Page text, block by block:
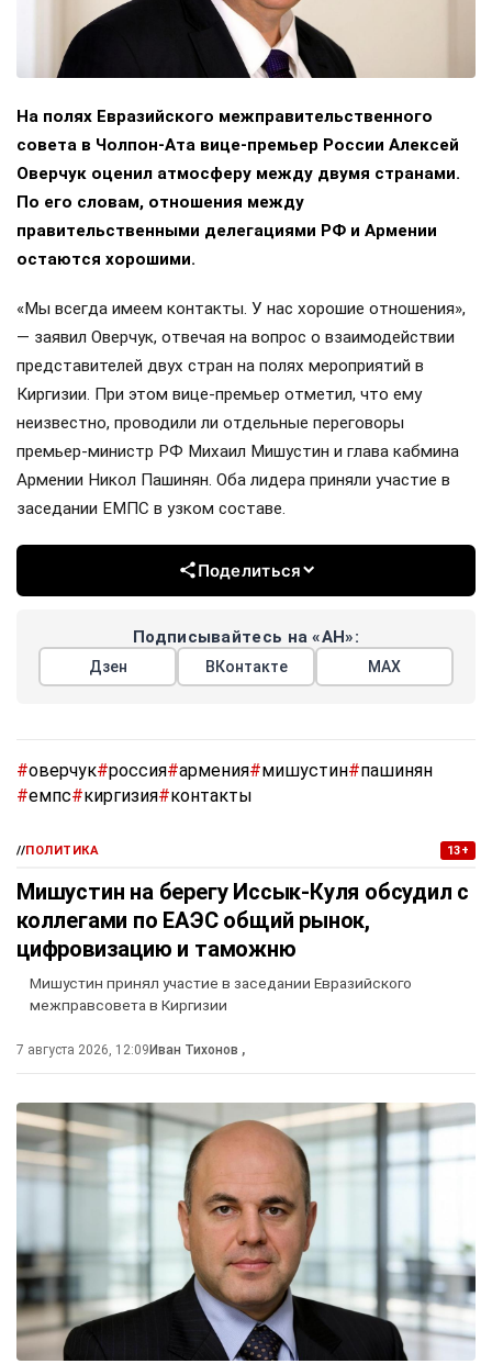
На полях Евразийского межправительственного
совета в Чолпон-Ата вице-премьер России Алексей
Оверчук оценил атмосферу между двумя странами.
По его словам, отношения между
правительственными делегациями РФ и Армении
остаются хорошими.
«Мы всегда имеем контакты. У нас хорошие отношения»,
— заявил Оверчук, отвечая на вопрос о взаимодействии
представителей двух стран на полях мероприятий в
Киргизии. При этом вице-премьер отметил, что ему
неизвестно, проводили ли отдельные переговоры
премьер-министр РФ Михаил Мишустин и глава кабмина
Армении Никол Пашинян. Оба лидера приняли участие в
заседании ЕМПС в узком составе.
Поделиться
Подписывайтесь на «АН»:
Дзен ВКонтакте МАХ
#оверчук#россия#армения#мишустин#пашинян
#емпс#киргизия#контакты
//ПОЛИТИКА 13+
Мишустин на берегу Иссык-Куля обсудил с
коллегами по ЕАЭС общий рынок,
цифровизацию и таможню
Мишустин принял участие в заседании Евразийского
межправсовета в Киргизии
7 августа 2026, 12:09Иван Тихонов ,